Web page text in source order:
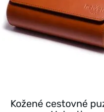
Kožené cestovné